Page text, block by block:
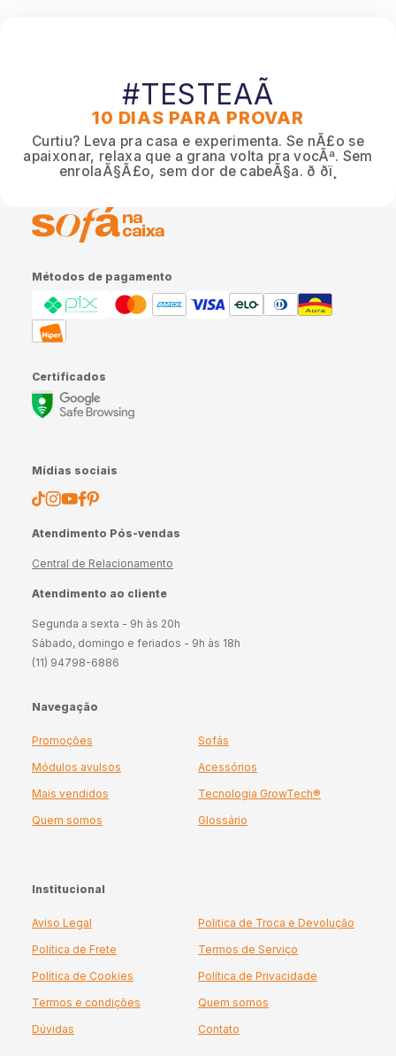
#TESTEAÃ
10 DIAS PARA PROVAR
Curtiu? Leva pra casa e experimenta. Se nÃ£o se
apaixonar, relaxa que a grana volta pra vocÃª. Sem
enrolaÃ§Ã£o, sem dor de cabeÃ§a. ð ðï¸
Métodos de pagamento
Certificados
Mídias sociais
Atendimento Pós-vendas
Central de Relacionamento
Atendimento ao cliente
Segunda a sexta - 9h às 20h
Sábado, domingo e feriados - 9h às 18h
(11) 94798-6886
Navegação
Promoções
Sofás
Módulos avulsos
Acessórios
Mais vendidos
Tecnologia GrowTech®
Quem somos
Glossário
Institucional
Aviso Legal
Politica de Troca e Devolução
Política de Frete
Termos de Serviço
Política de Cookies
Política de Privacidade
Termos e condições
Quem somos
Dúvidas
Contato